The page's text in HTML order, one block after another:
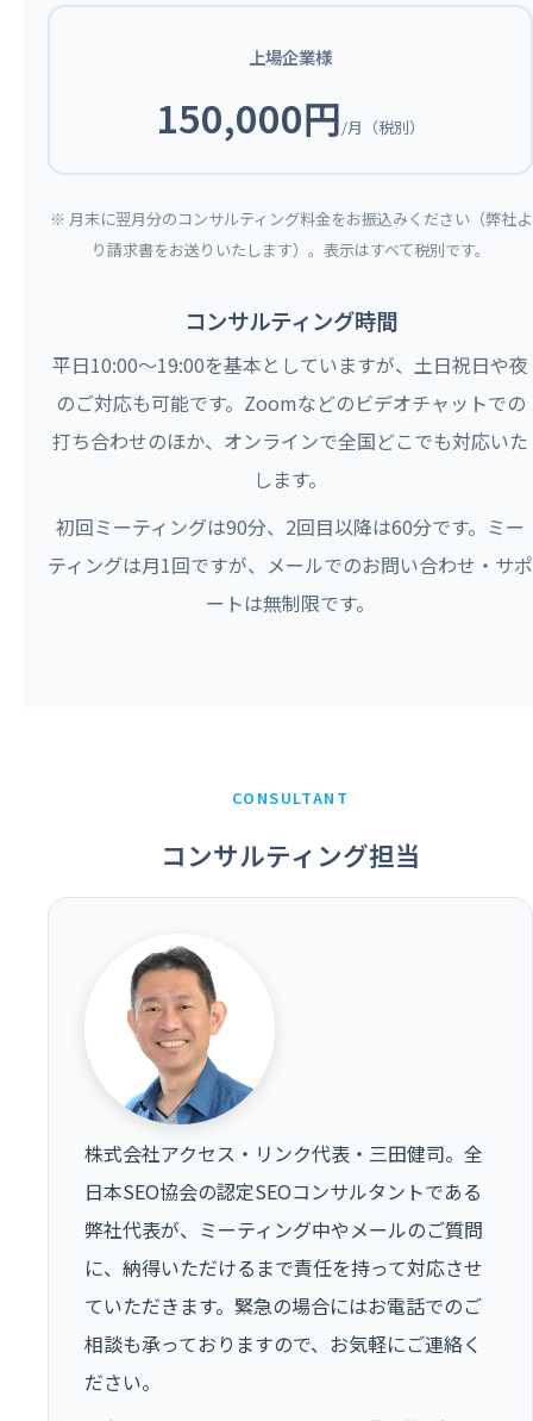
上場企業様
150,000円/月（税別）
※ 月末に翌月分のコンサルティング料金をお振込みください（弊社よ
り請求書をお送りいたします）。表示はすべて税別です。
コンサルティング時間
平日10:00〜19:00を基本としていますが、土日祝日や夜
のご対応も可能です。Zoomなどのビデオチャットでの
打ち合わせのほか、オンラインで全国どこでも対応いた
します。
初回ミーティングは90分、2回目以降は60分です。ミー
ティングは月1回ですが、メールでのお問い合わせ・サポ
ートは無制限です。
CONSULTANT
コンサルティング担当
株式会社アクセス・リンク代表・三田健司。全
日本SEO協会の認定SEOコンサルタントである
弊社代表が、ミーティング中やメールのご質問
に、納得いただけるまで責任を持って対応させ
ていただきます。緊急の場合にはお電話でのご
相談も承っておりますので、お気軽にご連絡く
ださい。